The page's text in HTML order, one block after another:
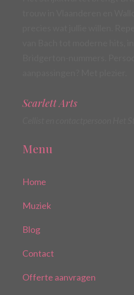
Scarlett Arts
Menu
Home
Muziek
Blog
Contact
Offerte aanvragen